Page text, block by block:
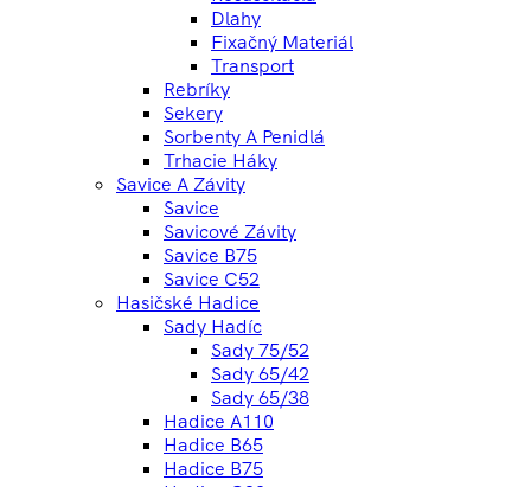
Dlahy
Fixačný Materiál
Transport
Rebríky
Sekery
Sorbenty A Penidlá
Trhacie Háky
Savice A Závity
Savice
Savicové Závity
Savice B75
Savice C52
Hasičské Hadice
Sady Hadíc
Sady 75/52
Sady 65/42
Sady 65/38
Hadice A110
Hadice B65
Hadice B75